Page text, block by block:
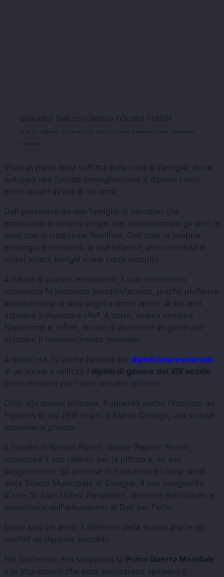
Salvador Dalì con Babou l'Ocelot (1965)
di Roger Higgins, fotografo dello staff del World Telegram, tramite Wikimedia
Commons
Visse in parte nella soffitta della casa di famiglia, dove
sviluppò una fervida immaginazione e dipinse i suoi
primi quadri all'età di sei anni.
Dalí proveniva da una famiglia di narratori che
esaltavano le proprie origini per impressionare gli altri. In
linea con la tradizione familiare, Dalí creò la propria
mitologia e reinventò la sua infanzia, arricchendola di
colori vivaci, intrighi e una certa oscurità.
A causa di queste inclinazioni, il suo rendimento
scolastico fu piuttosto insoddisfacente, poiché preferiva
abbandonarsi ai suoi sogni a occhi aperti. A sei anni
aspirava a diventare chef. A sette, voleva emulare
Napoleone e, infine, decise di diventare un genio per
ottenere il riconoscimento mondiale.
A quest'età, fu anche ispirato dai dipinti impressionisti
di un vicino e utilizzò i dipinti di genere del XIX secolo
come modello per i suoi tentativi pittorici.
Oltre alla scuola primaria, frequentò anche l'Instituto de
Figueres e, dal 1916 in poi, il Marist College, una scuola
secondaria privata.
Il fratello di Ramon Pichot, Josep "Pepito" Pichot,
riconobbe il suo talento per la pittura e, su suo
suggerimento, gli permise di frequentare i corsi serali
della Scuola Municipale di Disegno. Il suo insegnante
d'arte fu Juan Núñez Fernández, direttore dell'istituto e
sostenitore dell'entusiasmo di Dalí per l'arte.
Dopo solo un anno, il direttore della scuola d'arte gli
conferì un diploma onorario.
Nel frattempo, era scoppiata la Prima Guerra Mondiale
e le impressioni che essa suscitarono spinsero il